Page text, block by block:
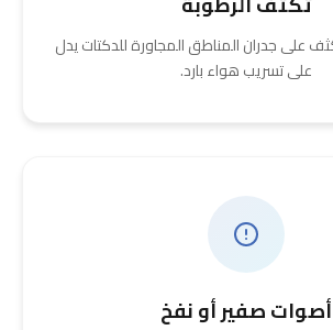
على جدران المناطق المجاورة للدكتات يدل
على تسريب هواء بارد.
أصوات صفير أو نفخ